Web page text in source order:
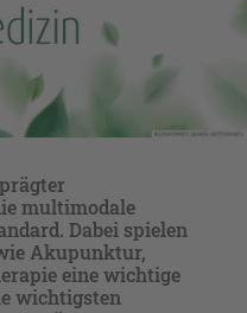
multimodale
Dabei spielen
Akupunktur,
eine wichtige
wichtigsten